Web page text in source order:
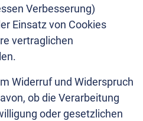
Verbesserung)
Einsatz von Cookies
vertraglichen
Widerruf und Widerspruch
ob die Verarbeitung
oder gesetzlichen